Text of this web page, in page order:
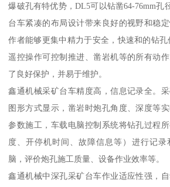
爆破孔有特优势，DL5可以钻凿64-76mm孔
台车紧凑的布局设计带来良好的视野和稳
作者能够更集中精力于安全，快速和的钻
遥控操作可控制推进、凿岩机等的所有动
了良好保护，并易于维护。
鑫通机械采矿台车精度高，信息记录全。
图形方式显示，凿岩时炮孔角度、深度等
参数施工，车载电脑控制系统将钻孔过程
度、开停机时间、故障信息等）进行记
脑，评价炮孔施工质量、设备作业效率等。
鑫通机械中深孔采矿台车作业适应性强，